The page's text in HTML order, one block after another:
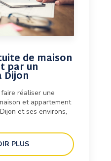
de maison
par un
Dijon
réaliser une
et appartement
et ses environs,
PLUS